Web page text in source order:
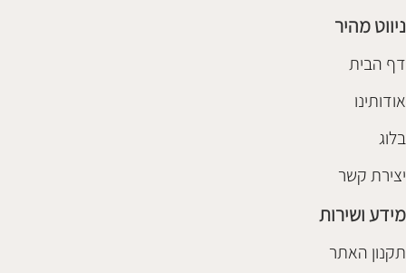
ניווט מהיר
דף הבית
אודותינו
בלוג
יצירת קשר
מידע ושירות
תקנון האתר